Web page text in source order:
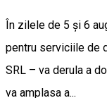
În zilele de 5 și 6
pentru serviciile de
SRL – va derula a
va amplasa a...